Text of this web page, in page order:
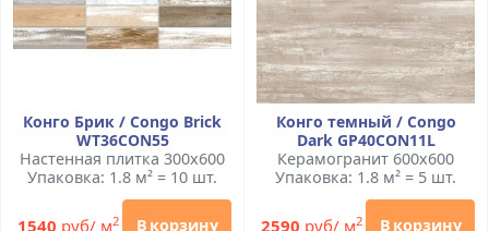
Конго Брик / Congo Brick
WT36CON55
Настенная плитка 300x600
Упаковка: 1.8 м² = 10 шт.
1540 руб/ м2 В корзину
Конго темный / Congo
Dark GP40CON11L
Керамогранит 600x600
Упаковка: 1.8 м² = 5 шт.
2590 руб/ м2 В корзину